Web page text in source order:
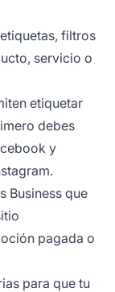
filtros
servicio o
etiquetar
debes
y
Business que
pagada o
para que tu